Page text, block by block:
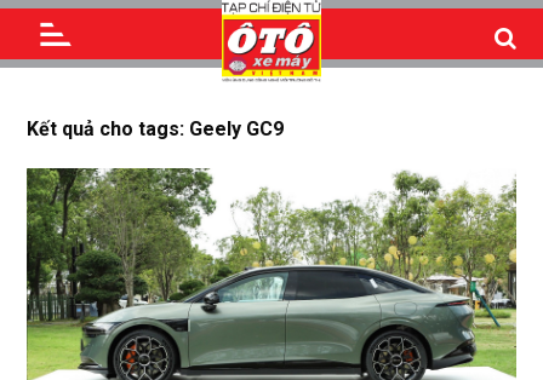
Kết quả cho tags: Geely GC9